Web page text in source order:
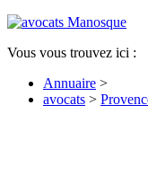
Vous vous trouvez ici :
Annuaire >
avocats >